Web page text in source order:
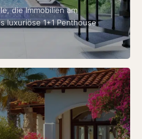
die Immobilien am
luxuriöse 1+1 Penthouse